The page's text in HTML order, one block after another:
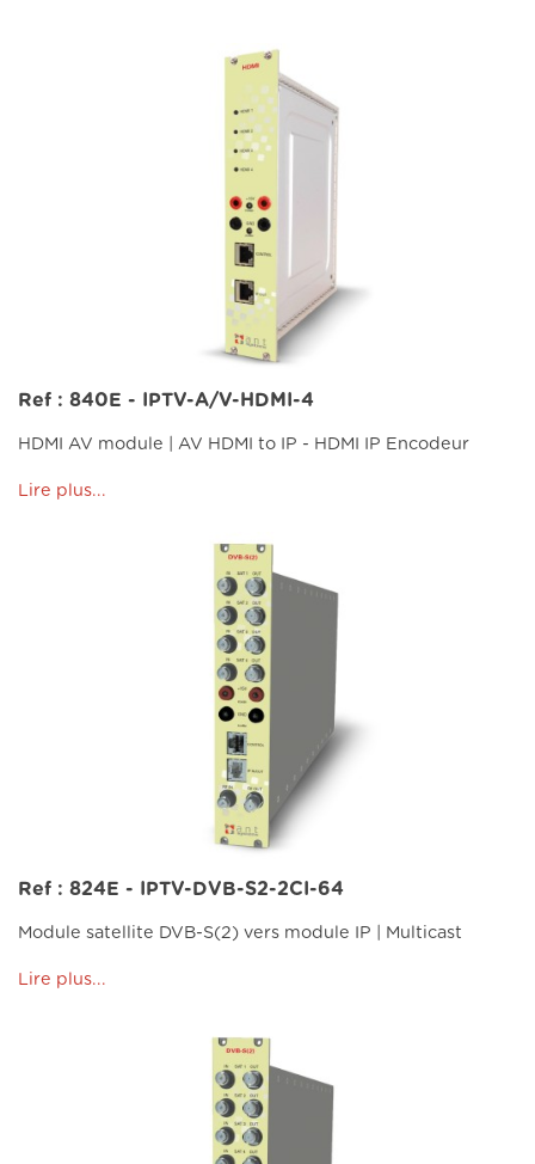
Ref : 840E - IPTV-A/V-HDMI-4
HDMI AV module | AV HDMI to IP - HDMI IP Encodeur
Lire plus...
Ref : 824E - IPTV-DVB-S2-2CI-64
Module satellite DVB-S(2) vers module IP | Multicast
Lire plus...